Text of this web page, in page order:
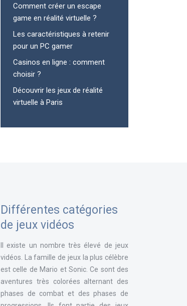
Comment créer un escape
game en réalité virtuelle ?
Les caractéristiques à retenir
pour un PC gamer
Casinos en ligne : comment
choisir ?
Découvrir les jeux de réalité
virtuelle à Paris
Différentes catégories
de jeux vidéos
Il existe un nombre très élevé de jeux
vidéos. La famille de jeux la plus célèbre
est celle de Mario et Sonic. Ce sont des
aventures très colorées alternant des
phases de combat et des phases de